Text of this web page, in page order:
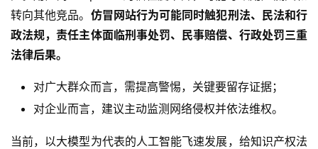
转向其他竞品。 仿冒网站行为可能同时触犯刑法、民法和行
政法规，责任主体面临刑事处罚、民事赔偿、行政处罚三重
法律后果。
对广大群众而言，需提高警惕，关键要留存证据；
对企业而言，建议主动监测网络侵权并依法维权。
当前，以大模型为代表的人工智能飞速发展，给知识产权法